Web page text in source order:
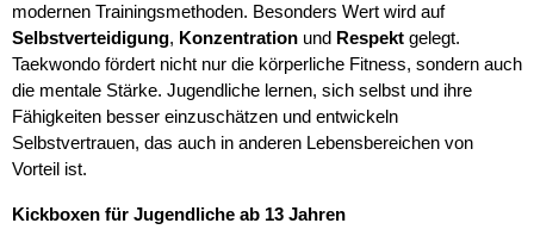
modernen Trainingsmethoden. Besonders Wert wird auf
Selbstverteidigung, Konzentration und Respekt gelegt.
Taekwondo fördert nicht nur die körperliche Fitness, sondern auch
die mentale Stärke. Jugendliche lernen, sich selbst und ihre
Fähigkeiten besser einzuschätzen und entwickeln
Selbstvertrauen, das auch in anderen Lebensbereichen von
Vorteil ist.
Kickboxen für Jugendliche ab 13 Jahren